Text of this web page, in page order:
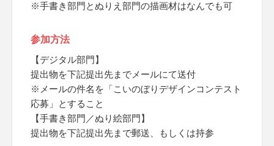
※手書き部門とぬりえ部門の描画材はなんでも可
参加方法
【デジタル部門】
提出物を下記提出先までメールにて送付
※メールの件名を「こいのぼりデザインコンテスト
応募」とすること
【手書き部門／ぬり絵部門】
提出物を下記提出先まで郵送、もしくは持参